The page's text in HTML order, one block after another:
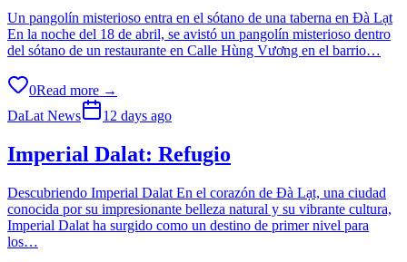
Un pangolín misterioso entra en el sótano de una taberna en Đà Lạt
En la noche del 18 de abril, se avistó un pangolín misterioso dentro
del sótano de un restaurante en Calle Hùng Vương en el barrio…
0Read more →
DaLat News
12 days ago
Imperial Dalat: Refugio
Descubriendo Imperial Dalat En el corazón de Đà Lạt, una ciudad
conocida por su impresionante belleza natural y su vibrante cultura,
Imperial Dalat ha surgido como un destino de primer nivel para
los…